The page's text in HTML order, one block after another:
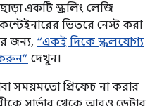
একটি স্ক্রলিং লেজি
ভিতরে নেস্ট করা
জন্য, “একই দিকে স্ক্রলযোগ্য
দেখুন।
সময়মতো প্রিফেচ না করার